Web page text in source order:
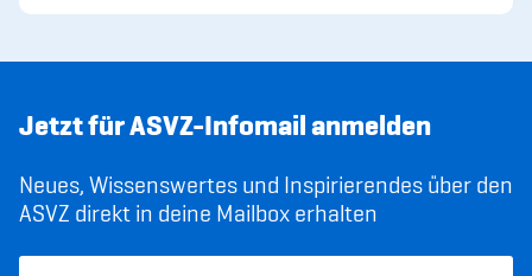
Jetzt für ASVZ-Infomail anmelden
Neues, Wissenswertes und Inspirierendes über den
ASVZ direkt in deine Mailbox erhalten